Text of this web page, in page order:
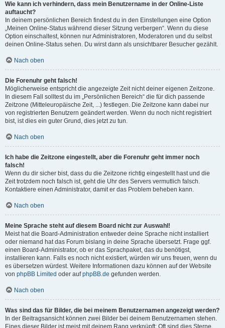
Wie kann ich verhindern, dass mein Benutzername in der Online-Liste
auftaucht?
In deinem persönlichen Bereich findest du in den Einstellungen eine Option
„Meinen Online-Status während dieser Sitzung verbergen“. Wenn du diese
Option einschaltest, können nur Administratoren, Moderatoren und du selbst
deinen Online-Status sehen. Du wirst dann als unsichtbarer Besucher gezählt.
Nach oben
Die Forenuhr geht falsch!
Möglicherweise entspricht die angezeigte Zeit nicht deiner eigenen Zeitzone.
In diesem Fall solltest du im „Persönlichen Bereich“ die für dich passende
Zeitzone (Mitteleuropäische Zeit, ...) festlegen. Die Zeitzone kann dabei nur
von registrierten Benutzern geändert werden. Wenn du noch nicht registriert
bist, ist dies ein guter Grund, dies jetzt zu tun.
Nach oben
Ich habe die Zeitzone eingestellt, aber die Forenuhr geht immer noch
falsch!
Wenn du dir sicher bist, dass du die Zeitzone richtig eingestellt hast und die
Zeit trotzdem noch falsch ist, geht die Uhr des Servers vermutlich falsch.
Kontaktiere einen Administrator, damit er das Problem beheben kann.
Nach oben
Meine Sprache steht auf diesem Board nicht zur Auswahl!
Meist hat die Board-Administration entweder deine Sprache nicht installiert
oder niemand hat das Forum bislang in deine Sprache übersetzt. Frage ggf.
einen Board-Administrator, ob er das Sprachpaket, das du benötigst,
installieren kann. Falls es noch nicht existiert, würden wir uns freuen, wenn du
es übersetzen würdest. Weitere Informationen dazu können auf der Website
von phpBB Limited oder aufphpBB.de gefunden werden.
Nach oben
Was sind das für Bilder, die bei meinem Benutzernamen angezeigt werden?
In der Beitragsansicht können zwei Bilder bei deinem Benutzernamen stehen.
Eines dieser Bilder ist meist mit deinem Rang verknüpft: Oft sind dies Sterne,